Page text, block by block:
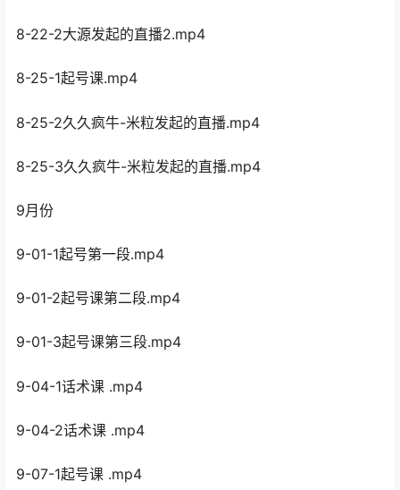
8-22-2大源发起的直播2.mp4
8-25-1起号课.mp4
8-25-2久久疯牛-米粒发起的直播.mp4
8-25-3久久疯牛-米粒发起的直播.mp4
9月份
9-01-1起号第一段.mp4
9-01-2起号课第二段.mp4
9-01-3起号课第三段.mp4
9-04-1话术课 .mp4
9-04-2话术课 .mp4
9-07-1起号课 .mp4